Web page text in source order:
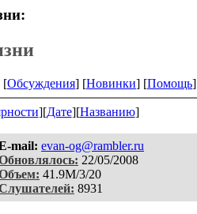
[Обсуждения] [Новинки] [Помощь]
][Дате][Названию]
mail: evan-og@rambler.ru
22/05/2008
41.9M/3/20
8931